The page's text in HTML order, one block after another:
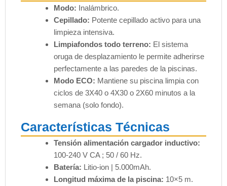
Modo: Inalámbrico.
Cepillado: Potente cepillado activo para una
limpieza intensiva.
Limpiafondos todo terreno: El sistema
oruga de desplazamiento le permite adherirse
perfectamente a las paredes de la piscinas.
Modo ECO: Mantiene su piscina limpia con
ciclos de 3X40 o 4X30 o 2X60 minutos a la
semana (solo fondo).
Características Técnicas
Tensión alimentación cargador inductivo:
100-240 V CA ; 50 / 60 Hz.
Batería: Litio-ion | 5.000mAh.
Longitud máxima de la piscina: 10×5 m.